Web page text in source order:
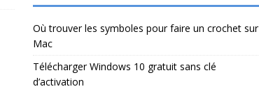
Où trouver les symboles pour faire un crochet sur
Mac
Télécharger Windows 10 gratuit sans clé
d’activation